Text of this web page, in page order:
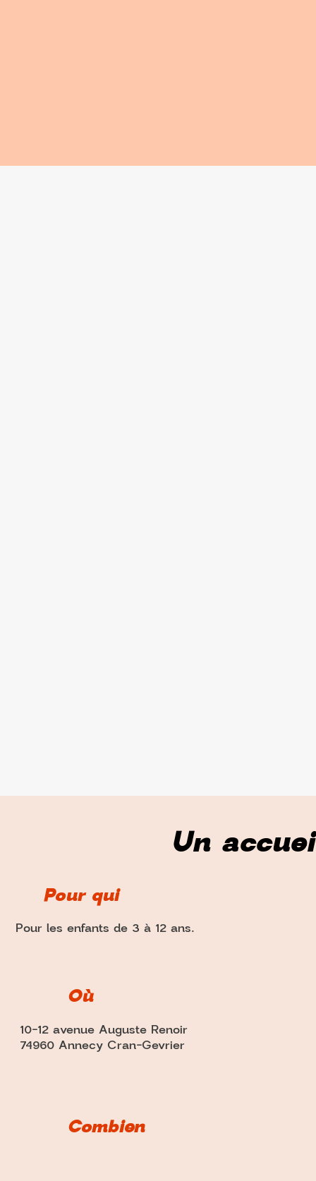
Un
Pour qui
Pour les enfants de 3 à 12 ans.
Où
10-12 avenue Auguste Renoir
74960 Annecy Cran-Gevrier
Combien